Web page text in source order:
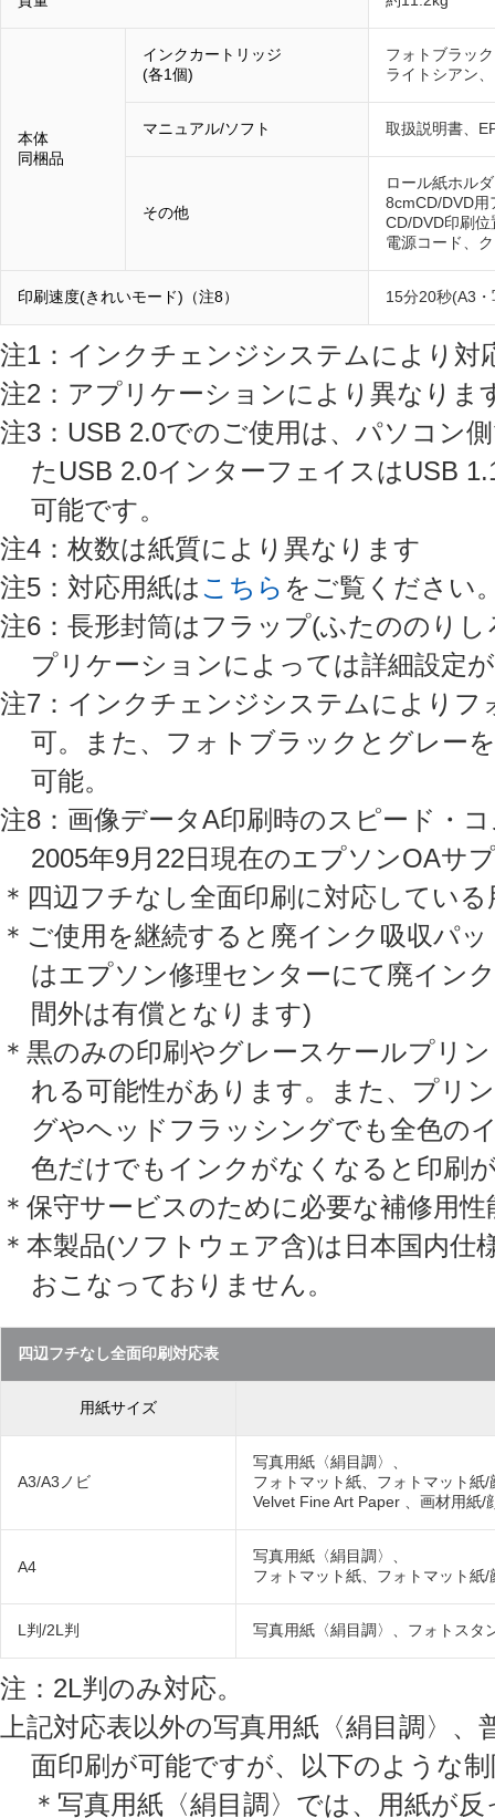
本体
同梱品
インクカートリッジ
(各1個)
フォトブラッ
ライトシアン
マニュアル/ソフト 取扱説明書、
その他
ロール紙ホル
8cmCD/DVD用
CD/DVD印刷
電源コード、
印刷速度(きれいモード)（注8） 15分20秒(A3
注1：インクチェンジシステムにより対
注2：アプリケーションにより異なりま
注3：USB 2.0でのご使用は、パソコン
たUSB 2.0インターフェイスはUSB
可能です。
注4：枚数は紙質により異なります
注5：対応用紙はこちら をご覧ください
注6：長形封筒はフラップ(ふたののり
プリケーションによっては詳細設定
注7：インクチェンジシステムにより
可。また、フォトブラックとグレー
可能。
注8：画像データA印刷時のスピード・
2005年9月22日現在のエプソンOAサ
＊四辺フチなし全面印刷に対応してい
＊ご使用を継続すると廃インク吸収パ
はエプソン修理センターにて廃イン
間外は有償となります)
＊黒のみの印刷やグレースケールプリ
れる可能性があります。また、プリ
グやヘッドフラッシングでも全色の
色だけでもインクがなくなると印刷
＊保守サービスのために必要な補修用
＊本製品(ソフトウェア含)は日本国内
おこなっておりません。
四辺フチなし全面印刷対応表
用紙サイズ
A3/A3ノビ
写真用紙〈絹目調〉、
フォトマット紙、フォトマット紙/
Velvet Fine Art Paper 、画材用紙/
A4
写真用紙〈絹目調〉、
フォトマット紙、フォトマット紙/
L判/2L判 写真用紙〈絹目調〉、フォトスタ
注：2L判のみ対応。
上記対応表以外の写真用紙〈絹目調〉
面印刷が可能ですが、以下のような
＊写真用紙〈絹目調〉では、用紙が